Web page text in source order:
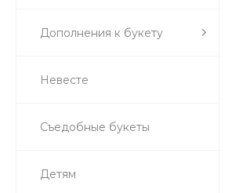
Дополнения к букету
Невесте
Съедобные букеты
Детям